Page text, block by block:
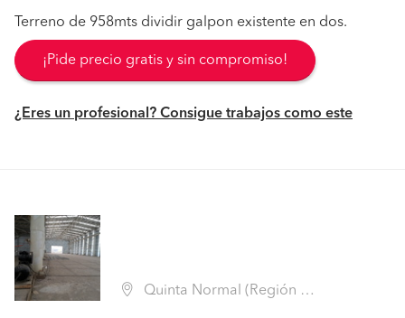
Terreno de 958mts dividir galpon existente en dos.
¡Pide precio gratis y sin compromiso!
¿Eres un profesional? Consigue trabajos como este
Quinta Normal (Región Metropolitana - Santiago)